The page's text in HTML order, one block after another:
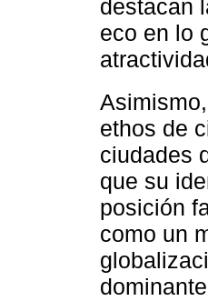
destacan
eco en lo
Asimismo,
ethos de
ciudades
que su
posición
como un